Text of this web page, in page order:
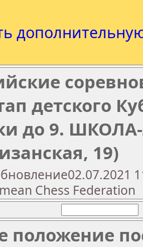
детского
до 9.
19)
Chess Federation
положение